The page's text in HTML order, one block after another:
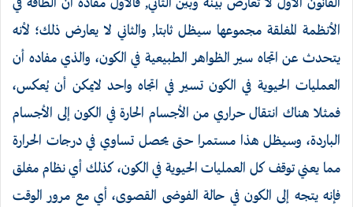
الأنظمة المغلقة مجموعها سيظل ثابتا, والثاني لا يعارض ذلك؛ لأنه
يتحدث عن اتجاه سير الظواهر الطبيعية في الكون، والذي مفاده أن
العمليات الحيوية في الكون تسير في اتجاه واحد لايمكن أن يُعكس،
فمثلا هناك انتقال حراري من الأجسام الحارة في الكون إلى الأجسام
الباردة، وسيظل هذا مستمرا حتى يحصل تساوي في درجات الحرارة
مما يعني توقف كل العمليات الحيوية في الكون، كذلك أي نظام مغلق
فإنه يتجه إلى الكون في حالة الفوضى القصوى، أي مع مرور الوقت